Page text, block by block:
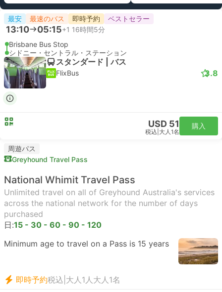
最安 最速のバス 即時予約 ベストセラー
13:10 05:15+1 16時間5分
Brisbane Bus Stop
シドニー・セントラル・ステーション
スタンダード | バス
FlixBus 3.8
USD 51
税込 大人1名
購入
周遊パス
Greyhound Travel Pass
National Whimit Travel Pass
Unlimited travel on all of Greyhound Australia's services
across the national network for the number of days
purchased
日:15 - 30 - 60 - 90 - 120
Minimum age to travel on a Pass is 15 years
即時予約税込 大人1人 大人1名